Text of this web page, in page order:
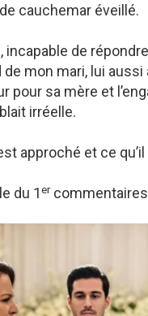
cauchemar éveillé.
de
mon mari, lui aussi
pour sa mère et
irréelle.
approché et ce
du 1ercommentaires